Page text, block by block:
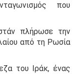
που
πλήρωσε την
από τη Ρωσία
του Ιράκ, ένας